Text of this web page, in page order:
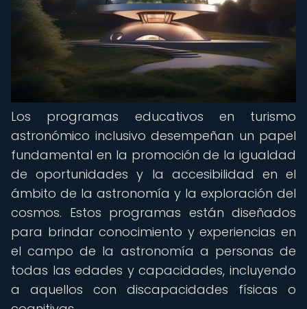
Los programas educativos en turismo
astronómico inclusivo desempeñan un papel
fundamental en la promoción de la igualdad
de oportunidades y la accesibilidad en el
ámbito de la astronomía y la exploración del
cosmos. Estos programas están diseñados
para brindar conocimiento y experiencias en
el campo de la astronomía a personas de
todas las edades y capacidades, incluyendo
a aquellos con discapacidades físicas o